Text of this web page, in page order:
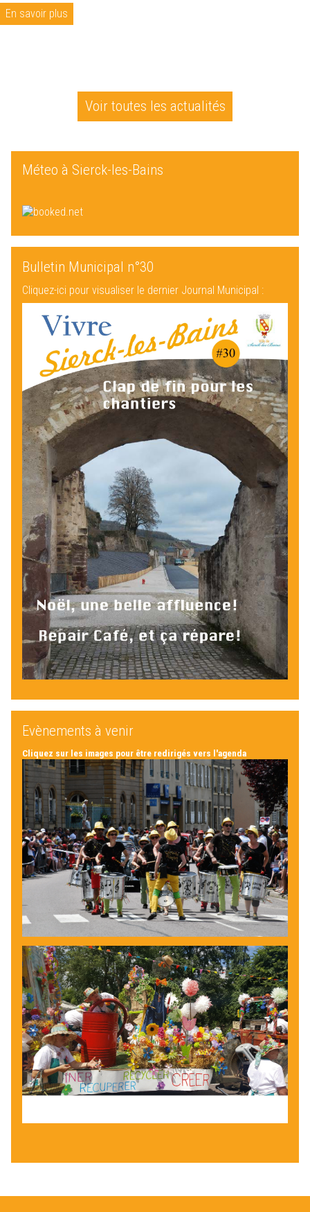
En savoir plus
Voir toutes les actualités
Méteo à Sierck-les-Bains
Bulletin Municipal n°30
Cliquez-ici pour visualiser le dernier Journal Municipal :
Evènements à venir
Cliquez sur les images pour être redirigés vers l'agenda